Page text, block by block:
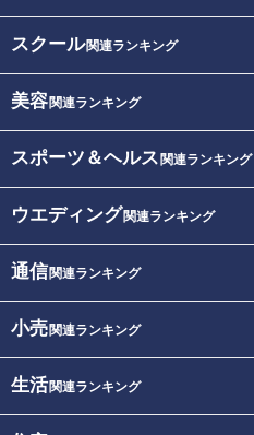
スクール関連ランキング
美容関連ランキング
スポーツ＆ヘルス 関連ランキング
ウエディング関連ランキング
通信関連ランキング
小売関連ランキング
生活関連ランキング